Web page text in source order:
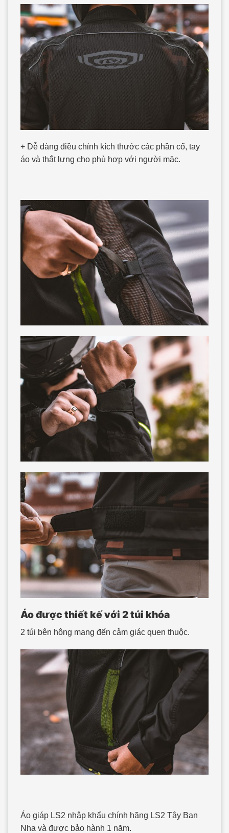
+ Dễ dàng điều chỉnh kích thước các phần cổ, tay
áo và thắt lưng cho phù hợp với người mặc.
Áo được thiết kế với 2 túi khóa
2 túi bên hông mang đến cảm giác quen thuộc.
Áo giáp LS2 nhập khẩu chính hãng LS2 Tây Ban
Nha và được bảo hành 1 năm.